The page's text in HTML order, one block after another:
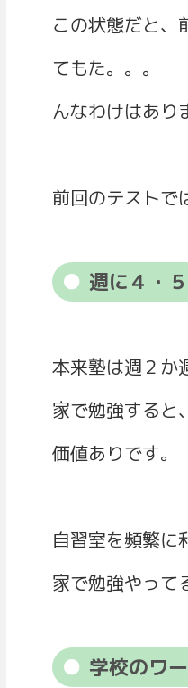
この状態だと、
てもた。。。
んなわけはあり
前回のテストで
週に４・
本来塾は週２か
家で勉強すると
価値ありです。
自習室を頻繁に
家で勉強やって
学校のワ